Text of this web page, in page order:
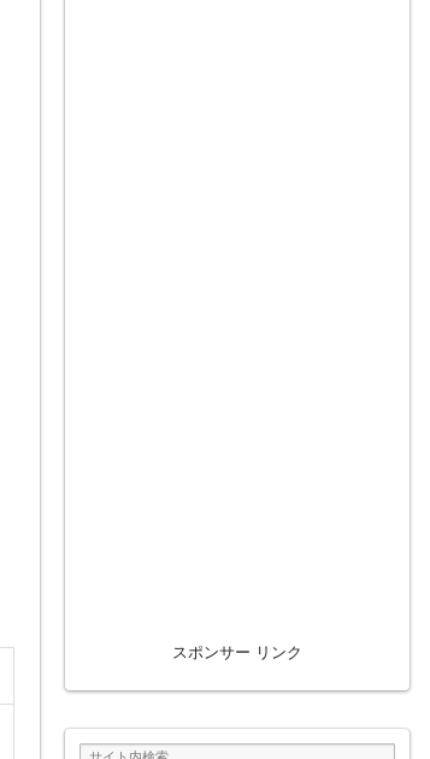
スポンサー リンク